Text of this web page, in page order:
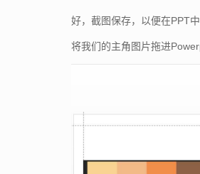
好，截图保存，以便在PPT中
将我们的主角图片拖进